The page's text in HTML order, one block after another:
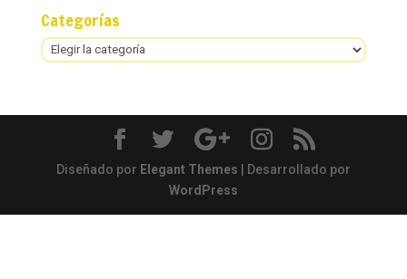
Categorías
Categorías
Diseñado por Elegant Themes | Desarrollado por
WordPress